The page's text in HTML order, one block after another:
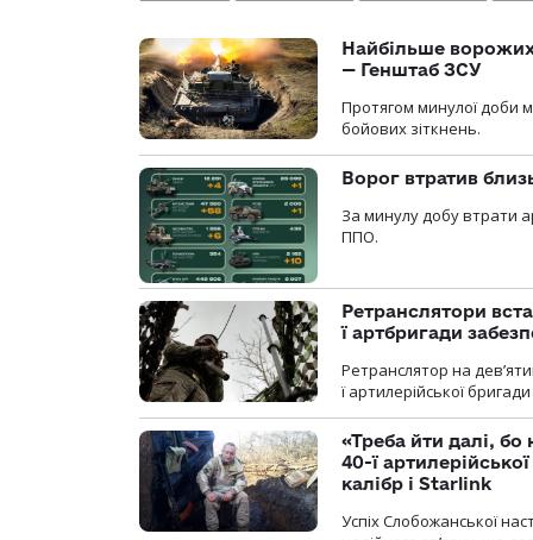
Найбільше
— Генштаб ЗСУ
Протягом минулої доби
бойових зіткнень.
Ворог втратив
За минулу добу втрати
ППО.
Ретранслятори
ї артбригади
Ретранслятор на
ї артилерійської
«Треба йти далі, бо
40-ї
калібр і Starlink
Успіх Слобожанської